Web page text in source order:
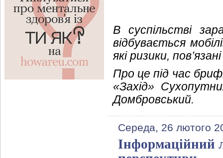
В суспільстві
відбувається
які ризики,
Про це під час
«Захід»
Домбровський.
Середа, 26 лютого
Інформаційний